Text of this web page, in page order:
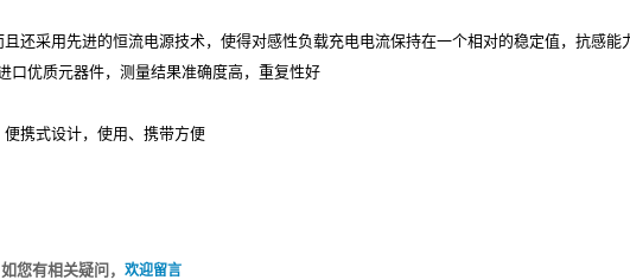
还采用先进的恒流电源技术，使得对感性负载充电电流保持在一个相对的稳定值，抗感能
口优质元器件，测量结果准确度高，重复性好
携式设计，使用、携带方便
您有相关疑问， 欢迎留言